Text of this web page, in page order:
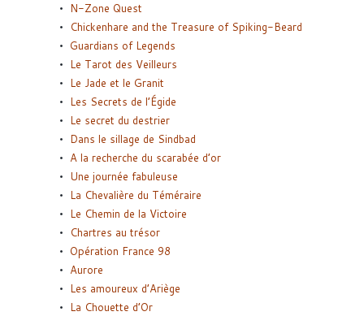
N-Zone Quest
Chickenhare and the Treasure of Spiking-Beard
Guardians of Legends
Le Tarot des Veilleurs
Le Jade et le Granit
Les Secrets de l’Égide
Le secret du destrier
Dans le sillage de Sindbad
A la recherche du scarabée d’or
Une journée fabuleuse
La Chevalière du Téméraire
Le Chemin de la Victoire
Chartres au trésor
Opération France 98
Aurore
Les amoureux d’Ariège
La Chouette d’Or